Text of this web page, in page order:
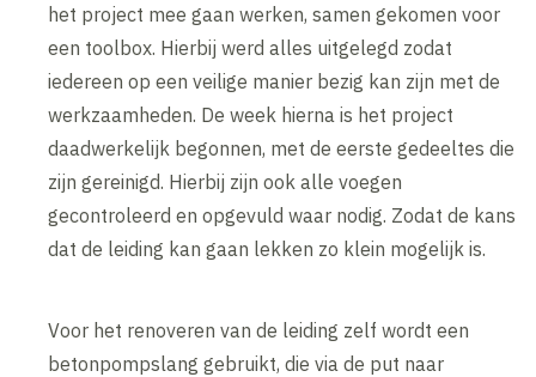
het project mee gaan werken, samen gekomen voor
een toolbox. Hierbij werd alles uitgelegd zodat
iedereen op een veilige manier bezig kan zijn met de
werkzaamheden. De week hierna is het project
daadwerkelijk begonnen, met de eerste gedeeltes die
zijn gereinigd. Hierbij zijn ook alle voegen
gecontroleerd en opgevuld waar nodig. Zodat de kans
dat de leiding kan gaan lekken zo klein mogelijk is.
Voor het renoveren van de leiding zelf wordt een
betonpompslang gebruikt, die via de put naar